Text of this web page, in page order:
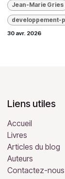
Jean-Marie Gries
developpement-
30 avr. 2026
Liens utiles
Accueil
Livres
Articles du blog
Auteurs
Contactez-nous